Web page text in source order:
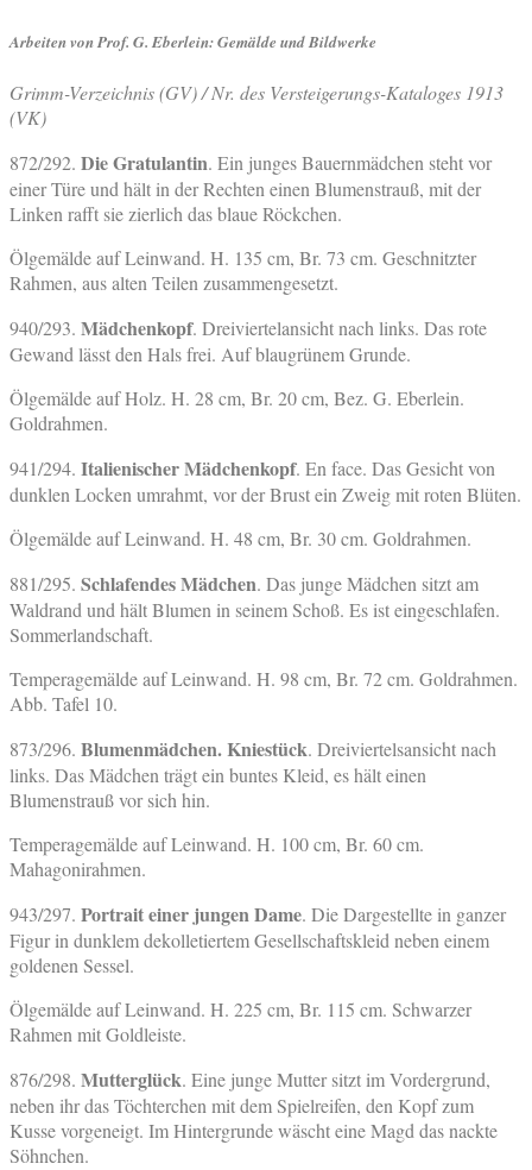
Arbeiten von Prof. G. Eberlein: Gemälde und Bildwerke
Grimm-Verzeichnis (GV) / Nr. des Versteigerungs-Kataloges 1913
(VK)
872/292. Die Gratulantin. Ein junges Bauernmädchen steht vor
einer Türe und hält in der Rechten einen Blumenstrauß, mit der
Linken rafft sie zierlich das blaue Röckchen.
Ölgemälde auf Leinwand. H. 135 cm, Br. 73 cm. Geschnitzter
Rahmen, aus alten Teilen zusammengesetzt.
940/293. Mädchenkopf. Dreiviertelansicht nach links. Das rote
Gewand lässt den Hals frei. Auf blaugrünem Grunde.
Ölgemälde auf Holz. H. 28 cm, Br. 20 cm, Bez. G. Eberlein.
Goldrahmen.
941/294. Italienischer Mädchenkopf. En face. Das Gesicht von
dunklen Locken umrahmt, vor der Brust ein Zweig mit roten Blüten.
Ölgemälde auf Leinwand. H. 48 cm, Br. 30 cm. Goldrahmen.
881/295. Schlafendes Mädchen. Das junge Mädchen sitzt am
Waldrand und hält Blumen in seinem Schoß. Es ist eingeschlafen.
Sommerlandschaft.
Temperagemälde auf Leinwand. H. 98 cm, Br. 72 cm. Goldrahmen.
Abb. Tafel 10.
873/296. Blumenmädchen. Kniestück. Dreiviertelsansicht nach
links. Das Mädchen trägt ein buntes Kleid, es hält einen
Blumenstrauß vor sich hin.
Temperagemälde auf Leinwand. H. 100 cm, Br. 60 cm.
Mahagonirahmen.
943/297. Portrait einer jungen Dame. Die Dargestellte in ganzer
Figur in dunklem dekolletiertem Gesellschaftskleid neben einem
goldenen Sessel.
Ölgemälde auf Leinwand. H. 225 cm, Br. 115 cm. Schwarzer
Rahmen mit Goldleiste.
876/298. Mutterglück. Eine junge Mutter sitzt im Vordergrund,
neben ihr das Töchterchen mit dem Spielreifen, den Kopf zum
Kusse vorgeneigt. Im Hintergrunde wäscht eine Magd das nackte
Söhnchen.